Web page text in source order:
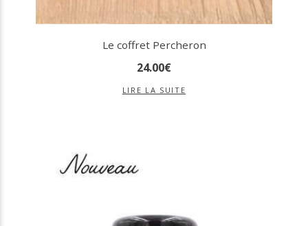
Le coffret Percheron
24.00€
LIRE LA SUITE